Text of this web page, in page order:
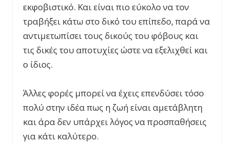
εκφοβιστικό. Και είναι πιο εύκολο να τον
τραβήξει κάτω στο δικό του επίπεδο, παρά να
αντιμετωπίσει τους δικούς του φόβους και
τις δικές του αποτυχίες ώστε να εξελιχθεί και
ο ίδιος.
Άλλες φορές μπορεί να έχεις επενδύσει τόσο
πολύ στην ιδέα πως η ζωή είναι αμετάβλητη
και άρα δεν υπάρχει λόγος να προσπαθήσεις
για κάτι καλύτερο.